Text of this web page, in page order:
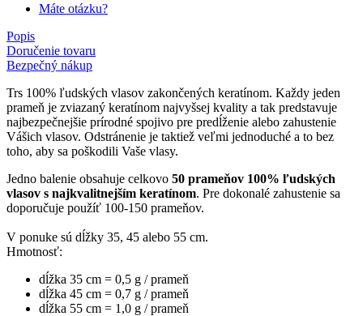
Máte otázku?
Popis
Doručenie tovaru
Bezpečný nákup
Trs 100% ľudských vlasov zakončených keratínom. Každy jeden
prameň je zviazaný keratínom najvyšsej kvality a tak predstavuje
najbezpečnejšie prírodné spojivo pre predĺženie alebo zahustenie
Vášich vlasov. Odstránenie je taktiež veľmi jednoduché a to bez
toho, aby sa poškodili Vaše vlasy.
Jedno balenie obsahuje celkovo 50 prameňov 100% ľudských
vlasov s najkvalitnejším keratínom. Pre dokonalé zahustenie sa
doporučuje použíť 100-150 prameňov.
V ponuke sú dĺžky 35, 45 alebo 55 cm.
Hmotnosť:
dĺžka 35 cm = 0,5 g / prameň
dĺžka 45 cm = 0,7 g / prameň
dĺžka 55 cm = 1,0 g / prameň